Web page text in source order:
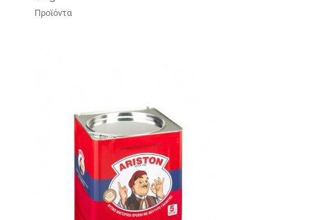
Προϊόντα